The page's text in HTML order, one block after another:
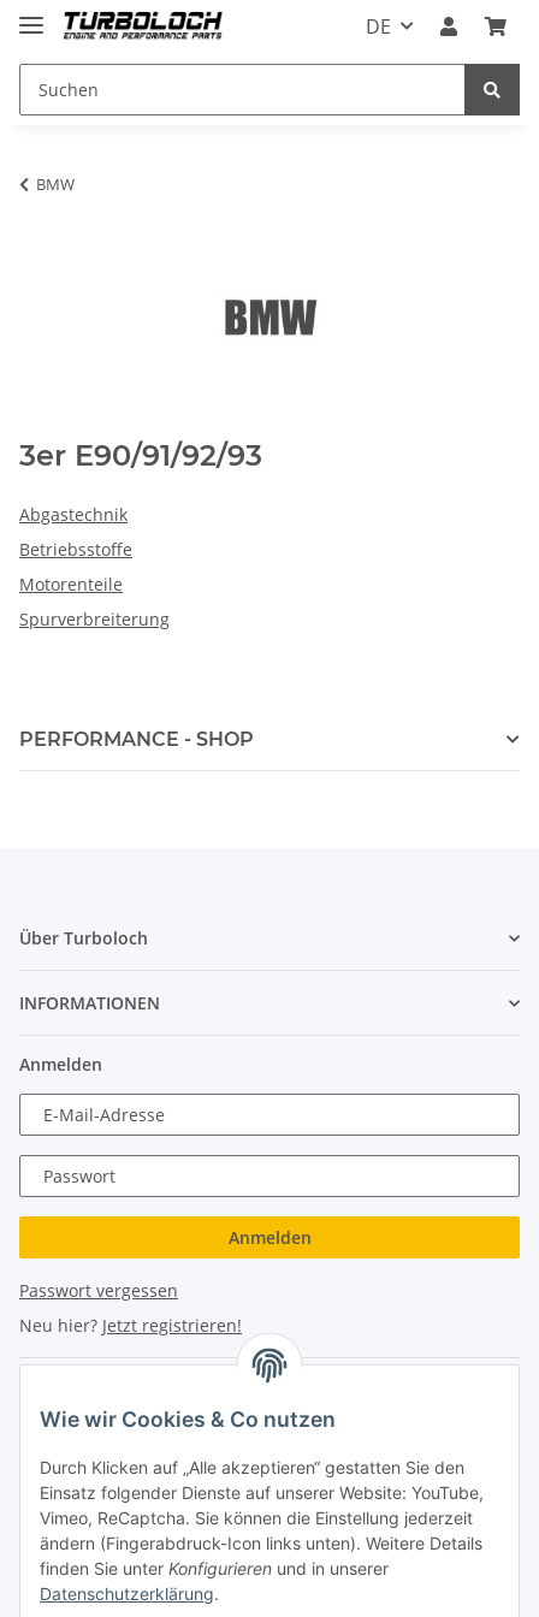
DE
BMW
3er E90/91/92/93
Abgastechnik
Betriebsstoffe
Motorenteile
Spurverbreiterung
PERFORMANCE - SHOP
Über Turboloch
INFORMATIONEN
Anmelden
E-Mail-Adresse
Passwort
Anmelden
Passwort vergessen
Neu hier? Jetzt registrieren!
Hauptplatz 4
2870 Aspang
eMail: info@turboloch.at
Tel: +43 (0)660/1314150
Wie wir Cookies & Co nutzen
Durch Klicken auf „Alle akzeptieren“ gestatten Sie den
Einsatz folgender Dienste auf unserer Website: YouTube,
Vimeo, ReCaptcha. Sie können die Einstellung jederzeit
ändern (Fingerabdruck-Icon links unten). Weitere Details
finden Sie unter Konfigurieren und in unserer
Datenschutzerklärung.